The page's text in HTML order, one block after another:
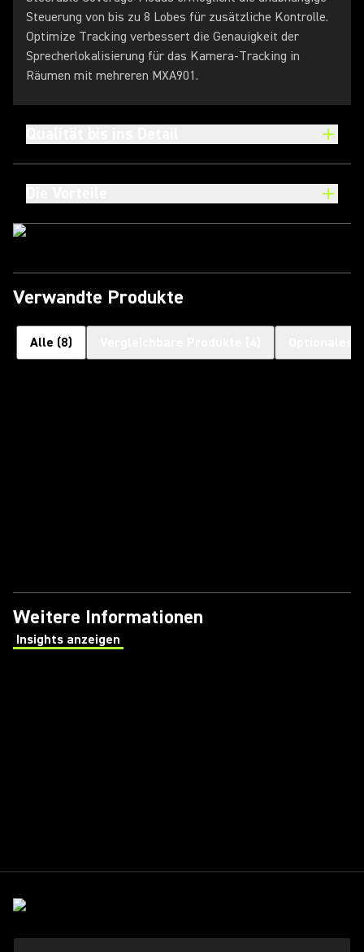
Steuerung von bis zu 8 Lobes für zusätzliche Kontrolle.
Optimize Tracking verbessert die Genauigkeit der
Sprecherlokalisierung für das Kamera-Tracking in
Räumen mit mehreren MXA901.
Verwandte Produkte
Alle (8)
Weitere Informationen
Insights anzeigen
(Opens in a new tab)